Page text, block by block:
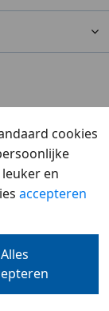
cookies
en
accepteren
Alles